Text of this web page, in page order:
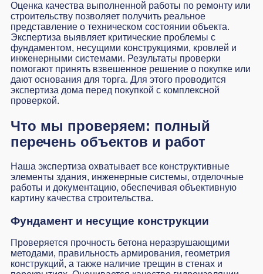
Оценка качества выполненной работы по ремонту или
строительству позволяет получить реальное
представление о техническом состоянии объекта.
Экспертиза выявляет критические проблемы с
фундаментом, несущими конструкциями, кровлей и
инженерными системами. Результаты проверки
помогают принять взвешенное решение о покупке или
дают основания для торга. Для этого проводится
экспертиза дома перед покупкой с комплексной
проверкой.
Что мы проверяем: полный
перечень объектов и работ
Наша экспертиза охватывает все конструктивные
элементы здания, инженерные системы, отделочные
работы и документацию, обеспечивая объективную
картину качества строительства.
Фундамент и несущие конструкции
Проверяется прочность бетона неразрушающими
методами, правильность армирования, геометрия
конструкций, а также наличие трещин в стенах и